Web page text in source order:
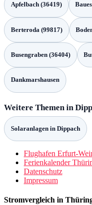
Apfelbach (36419)
Berteroda (99817)
Busengraben (36404)
Dankmarshausen
Weitere Themen in
Solaranlagen in Dippach
Flughafen Erfurt-
Ferienkalender
Datenschutz
Impressum
Stromvergleich in